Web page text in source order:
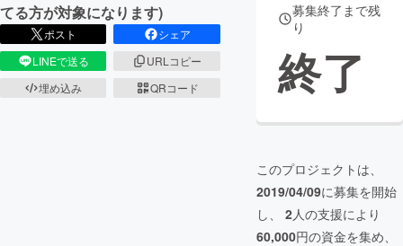
てる方が対象になります)
ポスト
シェア
LINEで送る
URLコピー
埋め込み
QRコード
募集終了まで残
り
終了
このプロジェクトは、
2019/04/09に募集を開始
し、 2人の支援により
60,000円の資金を集め、